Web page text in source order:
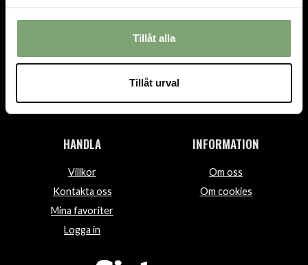
Tillåt alla
Tillåt urval
TEL.08-592 512 13
INFO@SIGTUNASPORT.SE
Besök oss:
Mån-fre 10-18, Lör 10-15, Sön 12-15
HANDLA
Villkor
Kontakta oss
Mina favoriter
Logga in
INFORMATION
Om oss
Om cookies